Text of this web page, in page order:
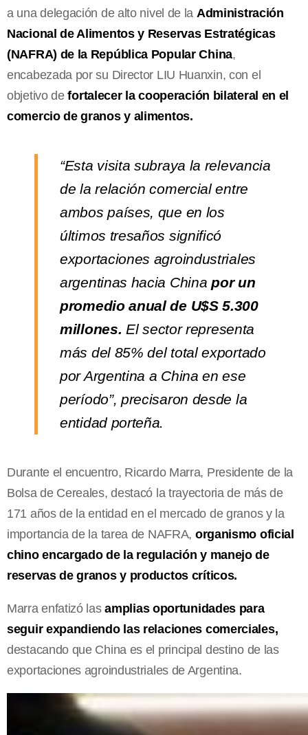
a una delegación de alto nivel de la Administración
Nacional de Alimentos y Reservas Estratégicas
(NAFRA) de la República Popular China,
encabezada por su Director LIU Huanxin, con el
objetivo defortalecer la cooperación bilateral en el
comercio de granos y alimentos.
“Esta visita subraya la relevancia
de la relación comercial entre
ambos países, que en los
últimos tresaños significó
exportaciones agroindustriales
argentinas hacia Chinapor un
promedio anual de U$S 5.300
millones. El sector representa
más del 85% del total exportado
por Argentina a China en ese
período”, precisaron desde la
entidad porteña.
Durante el encuentro, Ricardo Marra, Presidente de la
Bolsa de Cereales, destacó la trayectoria de más de
171 años de la entidad en el mercado de granos y la
importancia de la tarea de NAFRA, organismo oficial
chino encargado de la regulación y manejo de
reservas de granos y productos críticos.
Marra enfatizó lasamplias oportunidades para
seguir expandiendo las relaciones comerciales,
destacando que China es el principal destino de las
exportaciones agroindustriales de Argentina.